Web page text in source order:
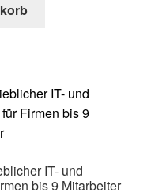
IT- und
bis 9 Mitarbeiter